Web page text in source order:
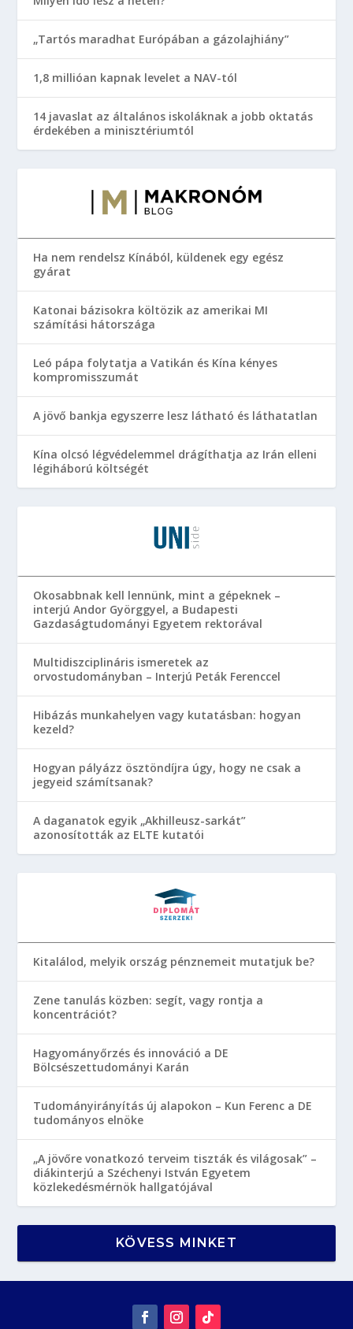
„Tartós maradhat Európában a gázolajhiány”
1,8 millióan kapnak levelet a NAV-tól
14 javaslat az általános iskoláknak a jobb oktatás
érdekében a minisztériumtól
Ha nem rendelsz Kínából, küldenek egy egész
gyárat
Katonai bázisokra költözik az amerikai MI
számítási hátországa
Leó pápa folytatja a Vatikán és Kína kényes
kompromisszumát
A jövő bankja egyszerre lesz látható és láthatatlan
Kína olcsó légvédelemmel drágíthatja az Irán elleni
légiháború költségét
Okosabbnak kell lennünk, mint a gépeknek –
interjú Andor Györggyel, a Budapesti
Gazdaságtudományi Egyetem rektorával
Multidiszciplináris ismeretek az
orvostudományban – Interjú Peták Ferenccel
Hibázás munkahelyen vagy kutatásban: hogyan
kezeld?
Hogyan pályázz ösztöndíjra úgy, hogy ne csak a
jegyeid számítsanak?
A daganatok egyik „Akhilleusz-sarkát”
azonosították az ELTE kutatói
Kitalálod, melyik ország pénznemeit mutatjuk be?
Zene tanulás közben: segít, vagy rontja a
koncentrációt?
Hagyományőrzés és innováció a DE
Bölcsészettudományi Karán
Tudományirányítás új alapokon – Kun Ferenc a DE
tudományos elnöke
„A jövőre vonatkozó terveim tiszták és világosak” –
diákinterjú a Széchenyi István Egyetem
közlekedésmérnök hallgatójával
KÖVESS MINKET